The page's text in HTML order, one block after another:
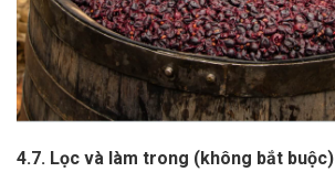
4.7. Lọc và làm trong (không bắt buộc)